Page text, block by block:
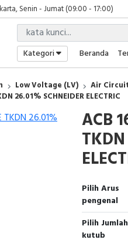
Senin - Jumat (09:00 - 17:00)
Senin - Jumat (09:00 - 17:00)
Senin - Jumat (08:00 - 17:00)
Senin - Jumat (09:00 - 17:00)
Senin - Jumat (09:00 - 17:00)
Kategori Beranda
Low Voltage (LV) Air
26.01% SCHNEIDER ELECTRIC
ACB
Pilih Arus
pengenal
Pilih Jumlah
kutub